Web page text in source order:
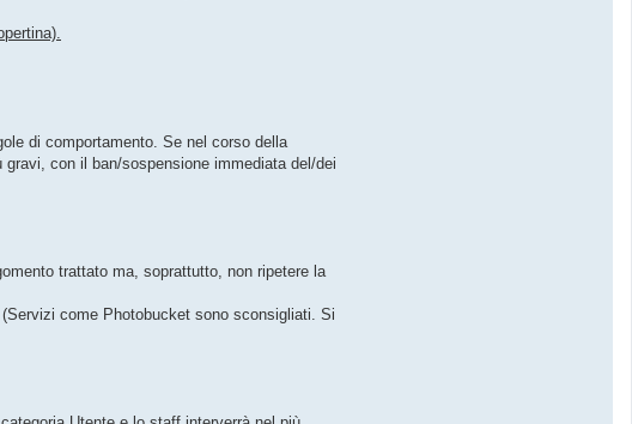
di comportamento. Se nel corso della
con il ban/sospensione immediata del/dei
trattato ma, soprattutto, non ripetere la
come Photobucket sono sconsigliati. Si